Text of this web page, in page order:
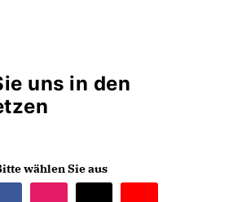
uns in den
wählen Sie aus